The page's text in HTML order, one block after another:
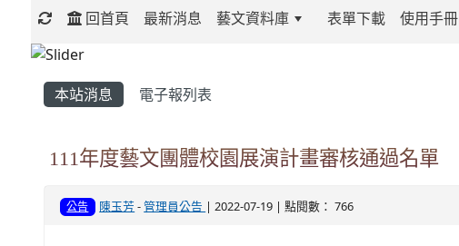
回首頁 最新消息 藝文資料庫 表單下載 使用手冊
本站消息 電子報列表
111年度藝文團體校園展演計畫審核通過名單
公告 陳玉芳 -管理員公告 | 2022-07-19 | 點閱數： 766